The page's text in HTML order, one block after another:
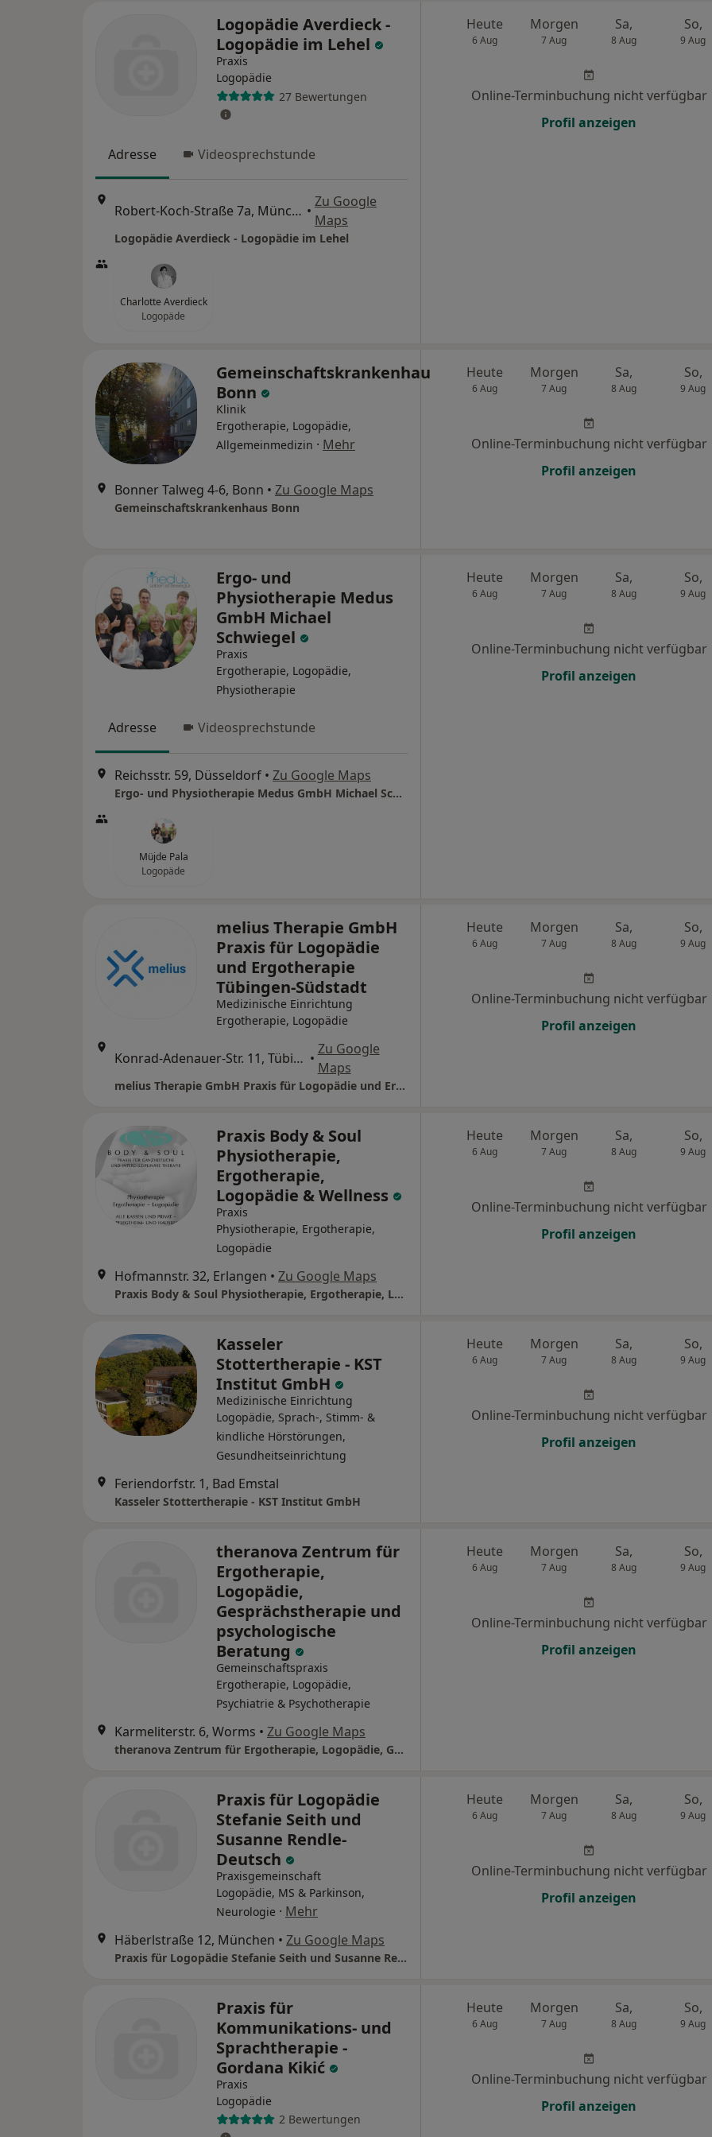
Logopädie Averdieck -
Logopädie im Lehel
Praxis
Logopädie
27 Bewertungen
Adresse Videosprechstunde
Robert-Koch-Straße 7a, München •
Zu Google
Maps
Logopädie Averdieck - Logopädie im Lehel
Charlotte Averdieck
Logopäde
Heute
6 Aug
Morgen
7 Aug
Sa,
8 Aug
So,
9 Aug
Online-Terminbuchung nicht verfügbar
Profil anzeigen
Gemeinschaftskrankenhaus
Bonn
Klinik
Ergotherapie, Logopädie,
Allgemeinmedizin · Mehr
Bonner Talweg 4-6, Bonn • Zu Google Maps
Gemeinschaftskrankenhaus Bonn
Heute
6 Aug
Morgen
7 Aug
Sa,
8 Aug
So,
9 Aug
Online-Terminbuchung nicht verfügbar
Profil anzeigen
Ergo- und
Physiotherapie Medus
GmbH Michael
Schwiegel
Praxis
Ergotherapie, Logopädie,
Physiotherapie
Adresse Videosprechstunde
Reichsstr. 59, Düsseldorf • Zu Google Maps
Ergo- und Physiotherapie Medus GmbH Michael Schwiegel
Müjde Pala
Logopäde
Heute
6 Aug
Morgen
7 Aug
Sa,
8 Aug
So,
9 Aug
Online-Terminbuchung nicht verfügbar
Profil anzeigen
melius Therapie GmbH
Praxis für Logopädie
und Ergotherapie
Tübingen-Südstadt
Medizinische Einrichtung
Ergotherapie, Logopädie
Konrad-Adenauer-Str. 11, Tübingen •
Zu Google
Maps
melius Therapie GmbH Praxis für Logopädie und Ergotherapie Tübingen-Südstadt
Heute
6 Aug
Morgen
7 Aug
Sa,
8 Aug
So,
9 Aug
Online-Terminbuchung nicht verfügbar
Profil anzeigen
Praxis Body & Soul
Physiotherapie,
Ergotherapie,
Logopädie & Wellness
Praxis
Physiotherapie, Ergotherapie,
Logopädie
Hofmannstr. 32, Erlangen • Zu Google Maps
Praxis Body & Soul Physiotherapie, Ergotherapie, Logopädie & Wellness
Heute
6 Aug
Morgen
7 Aug
Sa,
8 Aug
So,
9 Aug
Online-Terminbuchung nicht verfügbar
Profil anzeigen
Kasseler
Stottertherapie - KST
Institut GmbH
Medizinische Einrichtung
Logopädie, Sprach-, Stimm- &
kindliche Hörstörungen,
Gesundheitseinrichtung
Feriendorfstr. 1, Bad Emstal
Kasseler Stottertherapie - KST Institut GmbH
Heute
6 Aug
Morgen
7 Aug
Sa,
8 Aug
So,
9 Aug
Online-Terminbuchung nicht verfügbar
Profil anzeigen
theranova Zentrum für
Ergotherapie,
Logopädie,
Gesprächstherapie und
psychologische
Beratung
Gemeinschaftspraxis
Ergotherapie, Logopädie,
Psychiatrie & Psychotherapie
Karmeliterstr. 6, Worms • Zu Google Maps
theranova Zentrum für Ergotherapie, Logopädie, Gesprächstherapie und psychologische Beratung
Heute
6 Aug
Morgen
7 Aug
Sa,
8 Aug
So,
9 Aug
Online-Terminbuchung nicht verfügbar
Profil anzeigen
Praxis für Logopädie
Stefanie Seith und
Susanne Rendle-
Deutsch
Praxisgemeinschaft
Logopädie, MS & Parkinson,
Neurologie · Mehr
Häberlstraße 12, München • Zu Google Maps
Praxis für Logopädie Stefanie Seith und Susanne Rendle-Deutsch
Heute
6 Aug
Morgen
7 Aug
Sa,
8 Aug
So,
9 Aug
Online-Terminbuchung nicht verfügbar
Profil anzeigen
Praxis für
Kommunikations- und
Sprachtherapie -
Gordana Kikić
Praxis
Logopädie
2 Bewertungen
Heute
6 Aug
Morgen
7 Aug
Sa,
8 Aug
So,
9 Aug
Online-Terminbuchung nicht verfügbar
Profil anzeigen